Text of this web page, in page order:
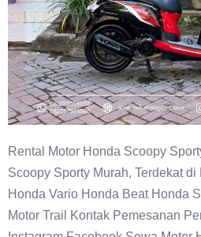
Rental Motor Honda Scoopy
Scoopy Sporty Murah, Terdekat
Honda Vario Honda Beat Honda
Motor Trail Kontak Pemesanan